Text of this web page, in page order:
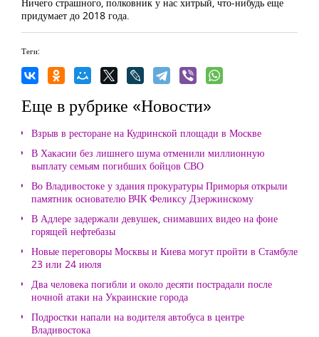
придумает до 2018 года.
Теги:
Еще в рубрике «Новости»
Взрыв в ресторане на Кудринской площади в Москве
В Хакасии без лишнего шума отменили миллионную
выплату семьям погибших бойцов СВО
Во Владивостоке у здания прокуратуры Приморья открыли
памятник основателю ВЧК Феликсу Дзержинскому
В Адлере задержали девушек, снимавших видео на фоне
горящей нефтебазы
Новые переговоры Москвы и Киева могут пройти в Стамбуле
23 или 24 июля
Два человека погибли и около десяти пострадали после
ночной атаки на Украинские города
Подростки напали на водителя автобуса в центре
Владивостока